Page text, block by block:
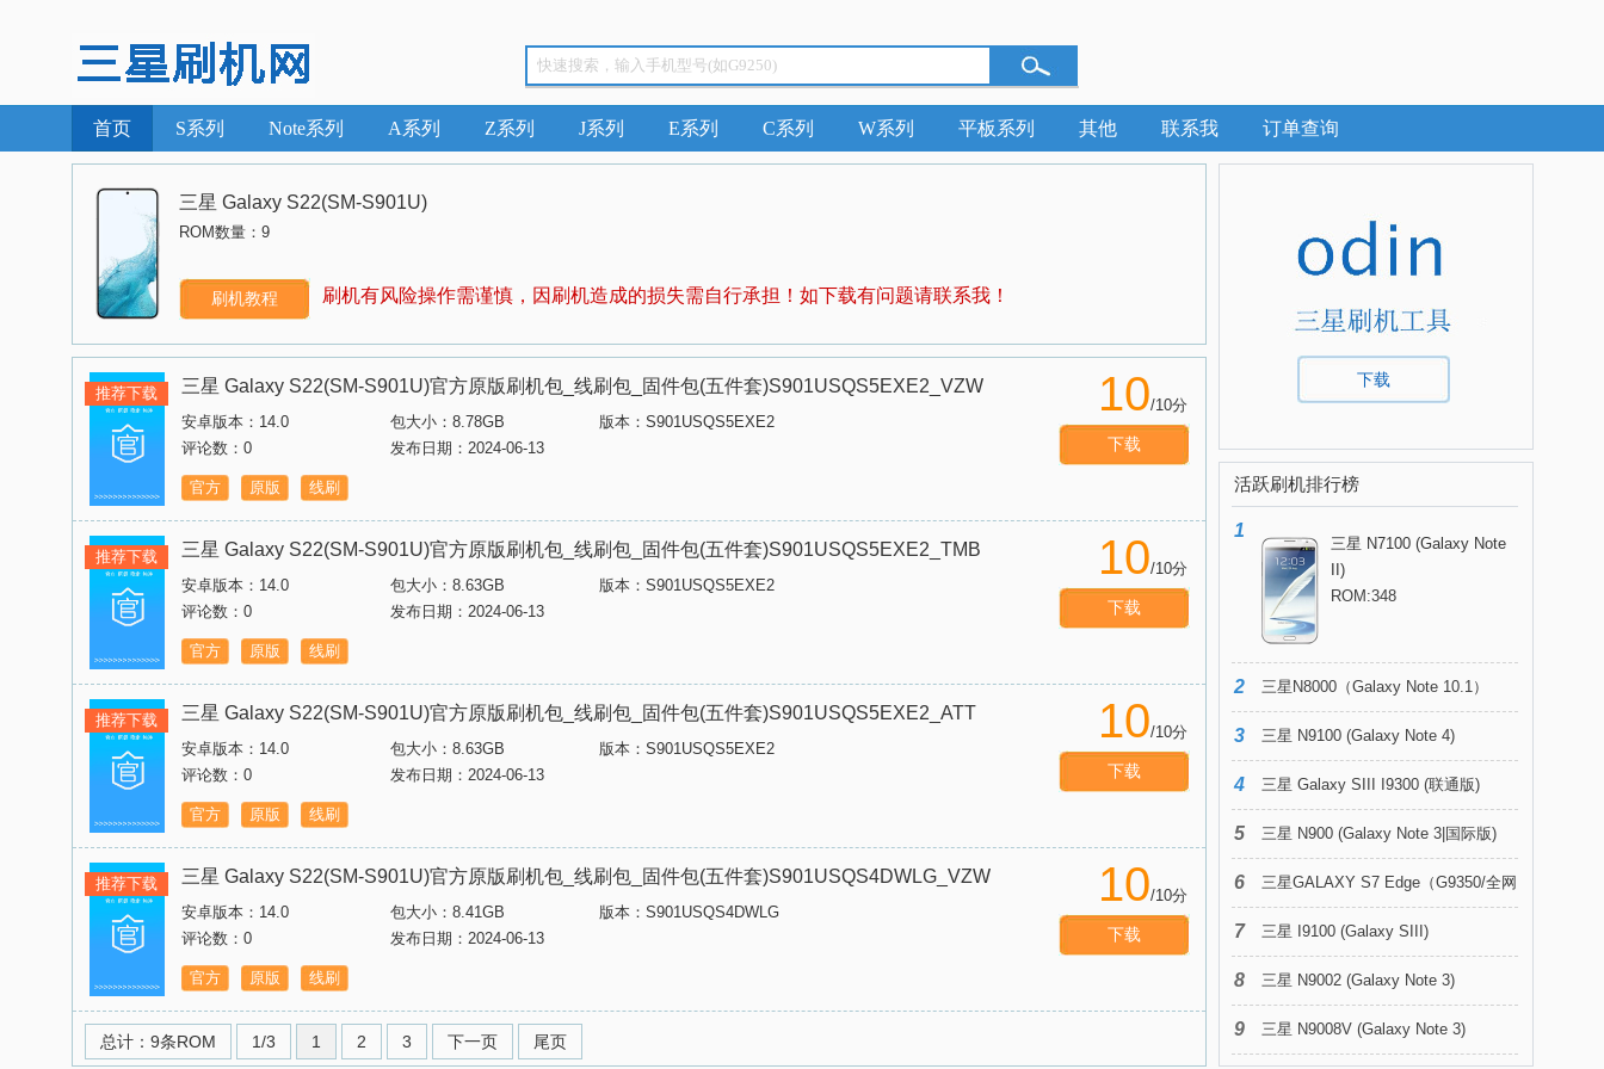
首页 S系列 Note系列 A系列 Z系列 J系列 E系列 C系列 W系列 平板系列 其他 联系我 订单查询
三星 Galaxy S22(SM-S901U)
ROM数量：9
刷机教程 刷机有风险操作需谨慎，因刷机造成的损失需自行承担！如下载有问题请联系我！
推荐下载 三星 Galaxy S22(SM-S901U)官方原版刷机包_线刷包_固件包(五件套)S901USQS5EXE2_VZW
安卓版本：14.0 包大小：8.78GB
版本：S901USQS5EXE2
评论数：0
发布日期：2024-06-13
官方 原版 线刷
10/10分
下载
推荐下载 三星 Galaxy S22(SM-S901U)官方原版刷机包_线刷包_固件包(五件套)S901USQS5EXE2_TMB
安卓版本：14.0 包大小：8.63GB
版本：S901USQS5EXE2
评论数：0
发布日期：2024-06-13
官方 原版 线刷
10/10分
下载
推荐下载 三星 Galaxy S22(SM-S901U)官方原版刷机包_线刷包_固件包(五件套)S901USQS5EXE2_ATT
安卓版本：14.0 包大小：8.63GB
版本：S901USQS5EXE2
评论数：0
发布日期：2024-06-13
官方 原版 线刷
10/10分
下载
推荐下载 三星 Galaxy S22(SM-S901U)官方原版刷机包_线刷包_固件包(五件套)S901USQS4DWLG_VZW
安卓版本：14.0 包大小：8.41GB
版本：S901USQS4DWLG
评论数：0
发布日期：2024-06-13
官方 原版 线刷
10/10分
下载
总计：9条ROM 1/3 1 2 3 下一页 尾页
下载
活跃刷机排行榜
1
三星 N7100 (Galaxy Note
II)
ROM:348
2 三星N8000（Galaxy Note 10.1）
3 三星 N9100 (Galaxy Note 4)
4 三星 Galaxy SIII I9300 (联通版)
5 三星 N900 (Galaxy Note 3|国际版)
6 三星GALAXY S7 Edge（G9350/全网
通）
7 三星 I9100 (Galaxy SIII)
8 三星 N9002 (Galaxy Note 3)
9 三星 N9008V (Galaxy Note 3)